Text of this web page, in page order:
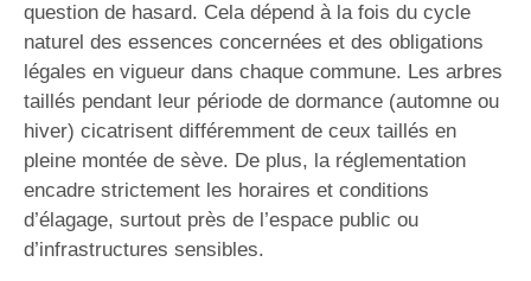
question de hasard. Cela dépend à la fois du cycle
naturel des essences concernées et des obligations
légales en vigueur dans chaque commune. Les arbres
taillés pendant leur période de dormance (automne ou
hiver) cicatrisent différemment de ceux taillés en
pleine montée de sève. De plus, la réglementation
encadre strictement les horaires et conditions
d’élagage, surtout près de l’espace public ou
d’infrastructures sensibles.